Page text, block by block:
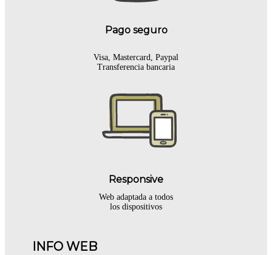
Pago seguro
Visa, Mastercard, Paypal
Transferencia bancaria
Responsive
Web adaptada a todos
los dispositivos
INFO WEB